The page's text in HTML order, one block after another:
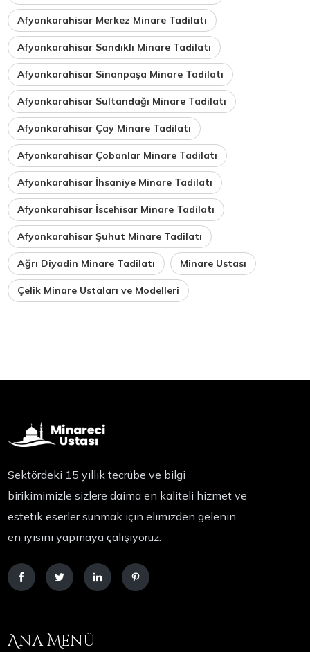
Afyonkarahisar Merkez Minare Tadilatı
Afyonkarahisar Sandıklı Minare Tadilatı
Afyonkarahisar Sinanpaşa Minare Tadilatı
Afyonkarahisar Sultandağı Minare Tadilatı
Afyonkarahisar Çay Minare Tadilatı
Afyonkarahisar Çobanlar Minare Tadilatı
Afyonkarahisar İhsaniye Minare Tadilatı
Afyonkarahisar İscehisar Minare Tadilatı
Afyonkarahisar Şuhut Minare Tadilatı
Ağrı Diyadin Minare Tadilatı Minare Ustası
Çelik Minare Ustaları ve Modelleri
Sektördeki 15 yıllık tecrübe ve bilgi
birikimimizle sizlere daima en kaliteli hizmet ve
estetik eserler sunmak için elimizden gelenin
en iyisini yapmaya çalışıyoruz.
Ana Menü